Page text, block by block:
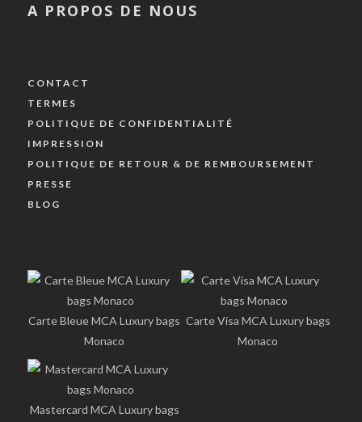
A PROPOS DE NOUS
CONTACT
TERMES
POLITIQUE DE CONFIDENTIALITÉ
IMPRESSION
POLITIQUE DE RETOUR & DE REMBOURSEMENT
PRESSE
BLOG
Carte Bleue MCA Luxury bags
Monaco
Carte Visa MCA Luxury bags
Monaco
Mastercard MCA Luxury bags